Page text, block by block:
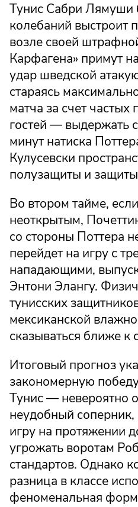
Тунис Сабри Лямуши
колебаний выстроит
возле своей
Карфагена» примут
удар шведской
стараясь
матча за счет частых
гостей — выдержать
минут натиска
Кулусевски
полузащиты и
Во втором тайме,
неоткрытым,
со стороны Поттера
перейдет на игру с
нападающими,
Энтони Элангу.
тунисских
мексиканской
сказываться ближе к
Итоговый прогноз
закономерную
Тунис — невероятно
неудобный
игру на протяжении
угрожать воротам
стандартов. Однако
разница в классе
феноменальная